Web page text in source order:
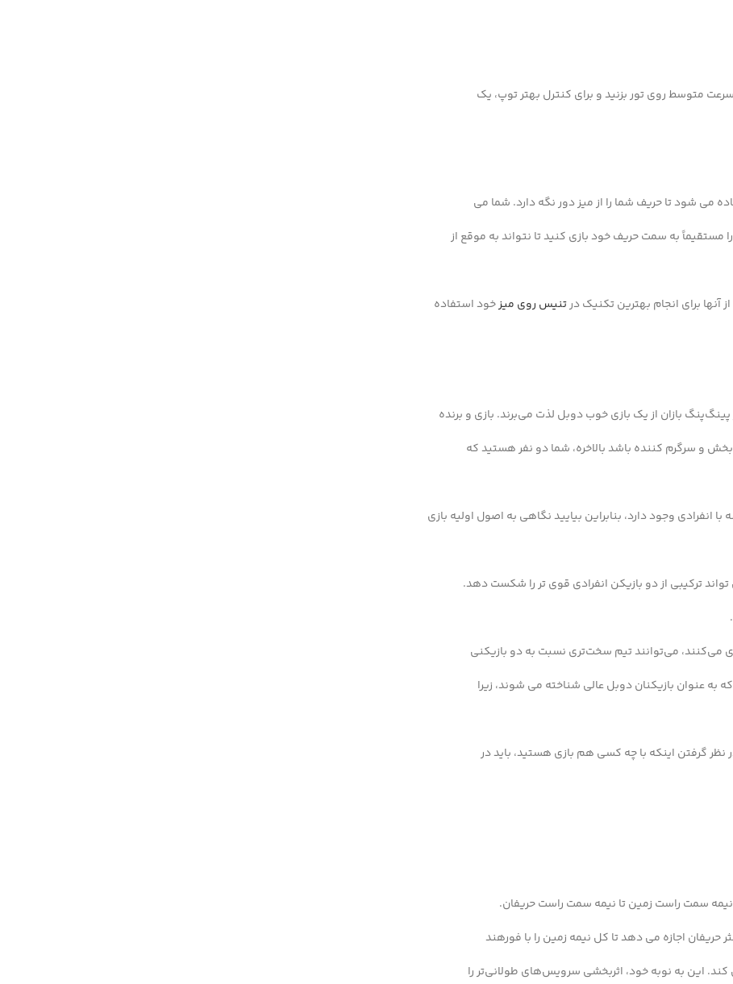
متوسط روی تور بزنید و برای کنترل بهتر توپ، یک
می شود تا حریف شما را از میز دور نگه دارد. شما می
مستقیماً به سمت حریف خود بازی کنید تا نتواند به موقع از
آنها برای انجام بهترین تکنیک درتنیس روی میزخود استفاده
بازان از یک بازی خوب دوبل لذت می‌برند. بازی و برنده
و سرگرم کننده باشد بالاخره، شما دو نفر هستید که
وجود دارد، بنابراین بیایید نگاهی به اصول اولیه بازی
ترکیبی از دو بازیکن انفرادی قوی تر را شکست دهد.
می‌کنند، می‌توانند تیم سخت‌تری نسبت به دو بازیکنی
عنوان بازیکنان دوبل عالی شناخته می شوند، زیرا
نظر گرفتن اینکه با چه کسی هم بازی هستید، باید در
سمت راست زمین تا نیمه سمت راست حریفان.
اجازه می دهد تا کل نیمه زمین را با فورهند
این به نوبه خود، اثربخشی سرویس‌های طولانی‌تر را